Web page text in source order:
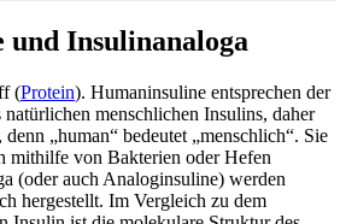
und Insulinanaloga
(Protein). Humaninsuline entsprechen der
menschlichen Insulins, daher
„human“ bedeutet „menschlich“. Sie
mithilfe von Bakterien oder Hefen
(oder auch Analoginsuline) werden
hergestellt. Im Vergleich zu dem